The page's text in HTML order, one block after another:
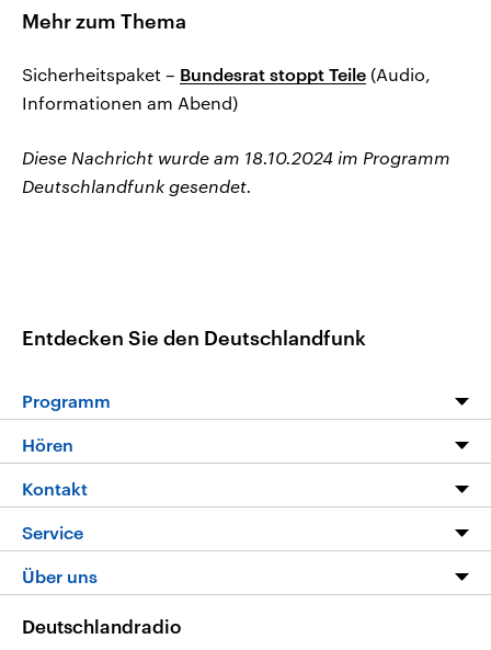
Mehr zum Thema
Sicherheitspaket – Bundesrat stoppt Teile (Audio,
Informationen am Abend)
Diese Nachricht wurde am 18.10.2024 im Programm
Deutschlandfunk gesendet.
Entdecken Sie den Deutschlandfunk
Programm
Programm
Die Nachrichten
Nachrichtenleicht
Neue Beiträge auf dlf.de
Hören
Livestream
Podcasts
Deutschlandfunk App
Nachrichten App
Kontakt
Hörerservice
Service
FAQ
Veranstaltungen
Über uns
Deutschlandradio